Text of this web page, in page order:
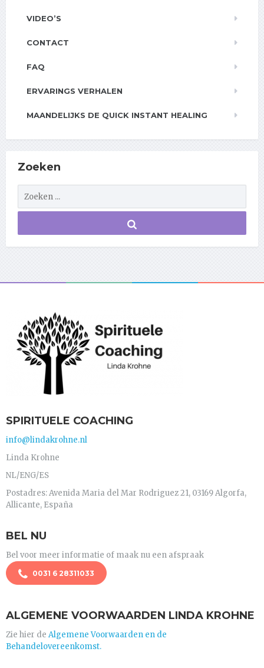
VIDEO’S
CONTACT
FAQ
ERVARINGS VERHALEN
MAANDELIJKS DE QUICK INSTANT HEALING
Zoeken
SPIRITUELE COACHING
info@lindakrohne.nl
Linda Krohne
NL/ENG/ES
Postadres: Avenida Maria del Mar Rodriguez 21, 03169 Algorfa,
Allicante, España
BEL NU
Bel voor meer informatie of maak nu een afspraak
0031 6 28311033
ALGEMENE VOORWAARDEN LINDA KROHNE
Zie hier de Algemene Voorwaarden en de
Behandelovereenkomst.